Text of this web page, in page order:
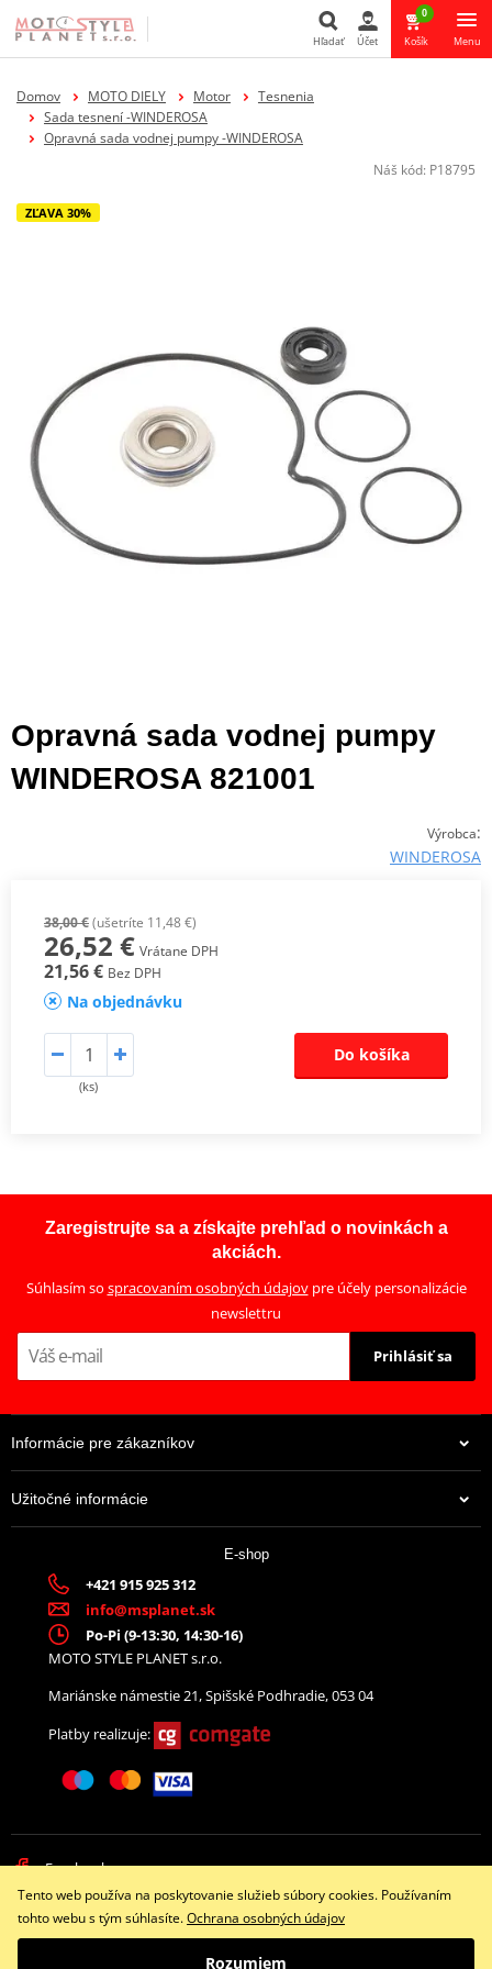
Hľadať Účet
0
Košík Menu
Domov MOTO DIELY Motor
Tesnenia
Sada tesnení -WINDEROSA
Opravná sada vodnej pumpy -WINDEROSA
Náš kód: P18795
ZĽAVA 30%
Opravná sada vodnej pumpy
WINDEROSA 821001
Výrobca:
WINDEROSA
38,00 €(ušetríte 11,48 €)
26,52 € Vrátane DPH
21,56 € Bez DPH
Na objednávku
(ks)
Do košíka
Zaregistrujte sa a získajte prehľad o novinkách a
akciách.
Súhlasím so spracovaním osobných údajovpre účely personalizácie
newslettru
Prihlásiť sa
Informácie pre zákazníkov
Užitočné informácie
E-shop
+421 915 925 312
info@msplanet.sk
Po-Pi (9-13:30, 14:30-16)
MOTO STYLE PLANET s.r.o.
Mariánske námestie 21, Spišské Podhradie, 053 04
Platby realizuje:
Facebook
Copyright © 2026 www.namotorku.sk
Tento web používa na poskytovanie služieb súbory cookies. Používaním
tohto webu s tým súhlasíte.Ochrana osobných údajov
Rozumiem